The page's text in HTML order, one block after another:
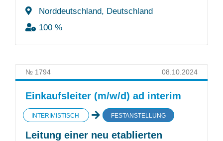
Norddeutschland, Deutschland
100 %
№ 1794 08.10.2024
Einkaufsleiter (m/w/d) ad interim
INTERIMISTISCH FESTANSTELLUNG
Leitung einer neu etablierten